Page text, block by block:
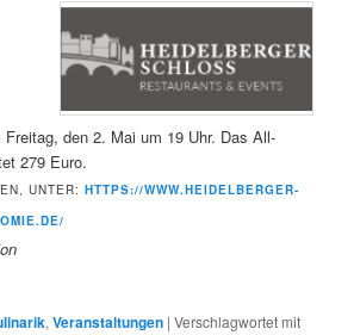
Freitag, den 2. Mai um 19 Uhr. Das All-
279 Euro.
UNTER:HTTPS://WWW.HEIDELBERGER-
,Veranstaltungen |Verschlagwortet mit